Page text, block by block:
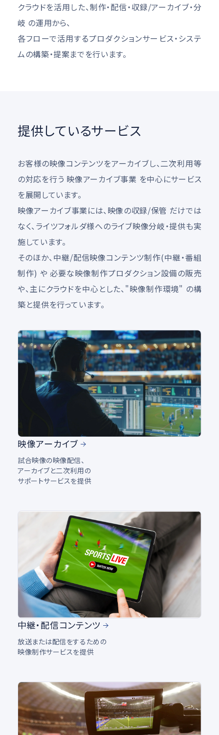
クラウドを活用した、制作・配信・収録/アーカイブ・分
岐 の運用から、
各フローで活用するプロダクションサービス・システ
ムの構築・提案までを行います。
提供しているサービス
お客様の映像コンテンツをアーカイブし、二次利用等
の対応を行う 映像アーカイブ事業 を中心にサービス
を展開しています。
映像アーカイブ事業には、映像の収録/保管 だけでは
なく、ライツフォルダ様へのライブ映像分岐・提供も実
施しています。
そのほか、中継/配信映像コンテンツ制作(中継・番組
制作) や 必要な映像制作プロダクション設備の販売
や、主にクラウドを中心とした、"映像制作環境" の構
築と提供を行っています。
映像アーカイブ
試合映像の映像配信、
アーカイブと二次利用の
サポートサービスを提供
中継・配信コンテンツ
放送または配信をするための
映像制作サービスを提供